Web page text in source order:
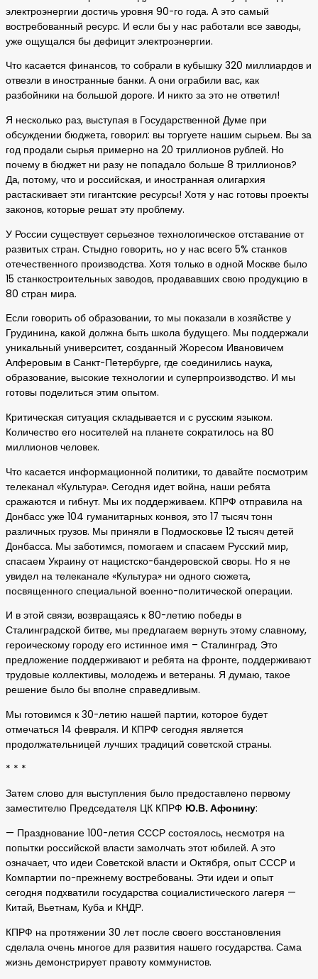
электроэнергии достичь уровня 90-го года. А это самый
востребованный ресурс. И если бы у нас работали все заводы,
уже ощущался бы дефицит электроэнергии.
Что касается финансов, то собрали в кубышку 320 миллиардов и
отвезли в иностранные банки. А они ограбили вас, как
разбойники на большой дороге. И никто за это не ответил!
Я несколько раз, выступая в Государственной Думе при
обсуждении бюджета, говорил: вы торгуете нашим сырьем. Вы за
год продали сырья примерно на 20 триллионов рублей. Но
почему в бюджет ни разу не попадало больше 8 триллионов?
Да, потому, что и российская, и иностранная олигархия
растаскивает эти гигантские ресурсы! Хотя у нас готовы проекты
законов, которые решат эту проблему.
У России существует серьезное технологическое отставание от
развитых стран. Стыдно говорить, но у нас всего 5% станков
отечественного производства. Хотя только в одной Москве было
15 станкостроительных заводов, продававших свою продукцию в
80 стран мира.
Если говорить об образовании, то мы показали в хозяйстве у
Грудинина, какой должна быть школа будущего. Мы поддержали
уникальный университет, созданный Жоресом Ивановичем
Алферовым в Санкт-Петербурге, где соединились наука,
образование, высокие технологии и суперпроизводство. И мы
готовы поделиться этим опытом.
Критическая ситуация складывается и с русским языком.
Количество его носителей на планете сократилось на 80
миллионов человек.
Что касается информационной политики, то давайте посмотрим
телеканал «Культура». Сегодня идет война, наши ребята
сражаются и гибнут. Мы их поддерживаем. КПРФ отправила на
Донбасс уже 104 гуманитарных конвоя, это 17 тысяч тонн
различных грузов. Мы приняли в Подмосковье 12 тысяч детей
Донбасса. Мы заботимся, помогаем и спасаем Русский мир,
спасаем Украину от нацистско-бандеровской своры. Но я не
увидел на телеканале «Культура» ни одного сюжета,
посвященного специальной военно-политической операции.
И в этой связи, возвращаясь к 80-летию победы в
Сталинградской битве, мы предлагаем вернуть этому славному,
героическому городу его истинное имя – Сталинград. Это
предложение поддерживают и ребята на фронте, поддерживают
трудовые коллективы, молодежь и ветераны. Я думаю, такое
решение было бы вполне справедливым.
Мы готовимся к 30-летию нашей партии, которое будет
отмечаться 14 февраля. И КПРФ сегодня является
продолжательницей лучших традиций советской страны.
* * *
Затем слово для выступления было предоставлено первому
заместителю Председателя ЦК КПРФ Ю.В. Афонину:
— Празднование 100-летия СССР состоялось, несмотря на
попытки российской власти замолчать этот юбилей. А это
означает, что идеи Советской власти и Октября, опыт СССР и
Компартии по-прежнему востребованы. Эти идеи и опыт
сегодня подхватили государства социалистического лагеря —
Китай, Вьетнам, Куба и КНДР.
КПРФ на протяжении 30 лет после своего восстановления
сделала очень многое для развития нашего государства. Сама
жизнь демонстрирует правоту коммунистов.